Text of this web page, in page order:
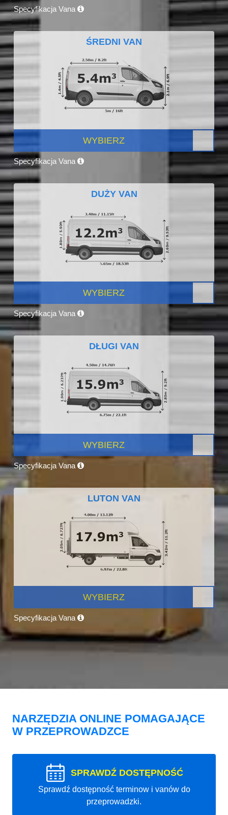
Specyfikacja Vana
ŚREDNI VAN
WYBIERZ
Specyfikacja Vana
DUŻY VAN
WYBIERZ
Specyfikacja Vana
DŁUGI VAN
WYBIERZ
Specyfikacja Vana
LUTON VAN
WYBIERZ
Specyfikacja Vana
NARZĘDZIA ONLINE POMAGAJĄCE
W PRZEPROWADZCE
SPRAWDŹ DOSTĘPNOŚĆ
Sprawdź dostępność terminow i vanów do
przeprowadzki.